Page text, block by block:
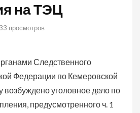
на ТЭЦ
просмотров
Следственного
Федерации по Кемеровской
возбуждено уголовное дело по
предусмотренного ч. 1